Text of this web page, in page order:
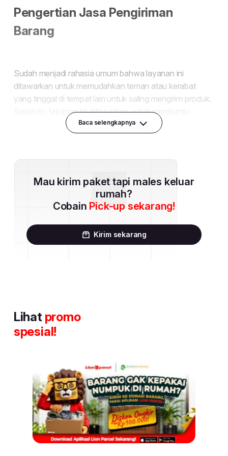
Baca selengkapnya
Mau kirim paket tapi males keluar
rumah?
Cobain Pick-up sekarang!
Kirim sekarang
Lihat promo
spesial!